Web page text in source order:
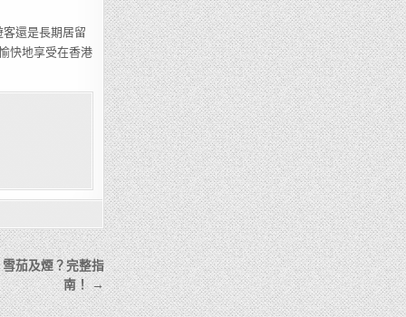
還是長期居留
快地享受在香港
茄及煙？完整指
南！ →